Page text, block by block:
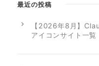
最近の投稿
【2026年8月】
アイコンサイト一